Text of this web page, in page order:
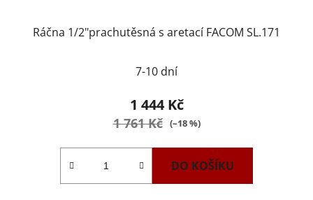
Ráčna 1/2"prachutěsná s aretací FACOM SL.171
7-10 dní
1 444 Kč
1 761 Kč (–18 %)
DO KOŠÍKU